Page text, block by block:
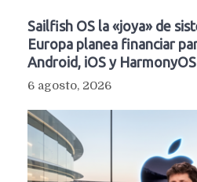
Sailfish OS la «joya» de
Europa planea financiar
Android, iOS y HarmonyOS
6 agosto, 2026